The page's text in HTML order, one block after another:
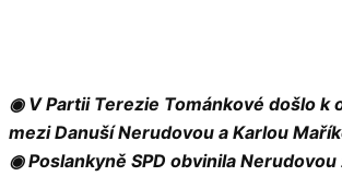
◉ V Partii Terezie Tománkové došlo k
mezi Danuší Nerudovou a Karlou
◉ Poslankyně SPD obvinila